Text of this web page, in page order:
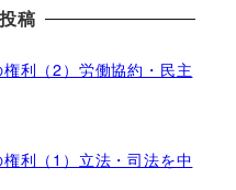
稿
利（2）労働協約・民主
利（1）立法・司法を中